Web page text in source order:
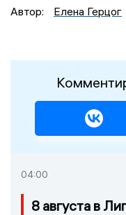
Автор:
Елена Герцог
04:00
8 августа в